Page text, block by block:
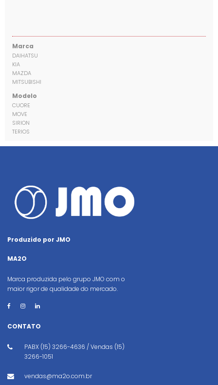
Marca
DAIHATSU
KIA
MAZDA
MITSUBISHI
Modelo
CUORE
MOVE
SIRION
TERIOS
Produzido por JMO
MA2O
Marca produzida pelo grupo JMO com o
maior rigor de qualidade do mercado.
CONTATO
PABX (15) 3266-4636 / Vendas (15)
3266-1051
vendas@ma2o.com.br